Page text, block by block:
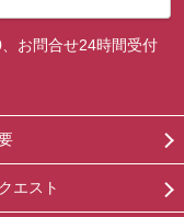
お問合せ24時間受付
エスト